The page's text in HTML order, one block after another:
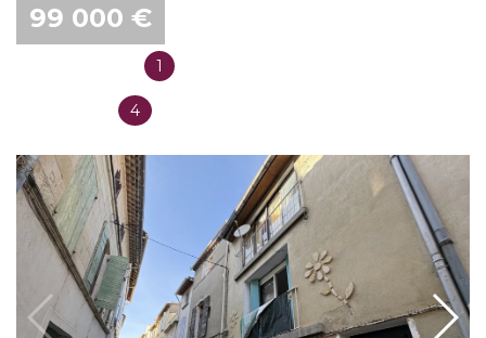
99 000 €
1
4